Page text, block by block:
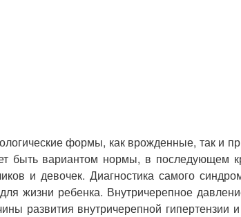
формы, как врожденные, так и
быть вариантом нормы, в последующем
и девочек. Диагностика самого
жизни ребенка. Внутричерепное
развития внутричерепной